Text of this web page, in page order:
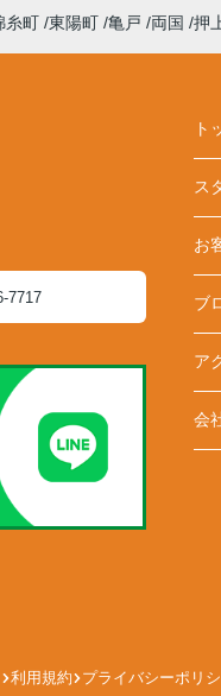
糸町 東陽町 亀戸 両国 押
7717
ト
ス
お
ブ
ア
会
利用規約 プライバシーポリ